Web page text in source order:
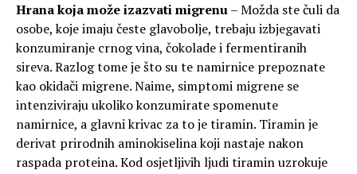
Hrana koja može izazvati migrenu– Možda ste čuli da
osobe, koje imaju česte glavobolje, trebaju izbjegavati
konzumiranje crnog vina, čokolade i fermentiranih
sireva. Razlog tome je što su te namirnice prepoznate
kao okidači migrene. Naime, simptomi migrene se
intenziviraju ukoliko konzumirate spomenute
namirnice, a glavni krivac za to je tiramin. Tiramin je
derivat prirodnih aminokiselina koji nastaje nakon
raspada proteina. Kod osjetljivih ljudi tiramin uzrokuje